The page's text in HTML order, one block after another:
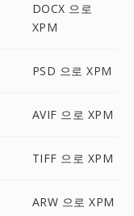
DOCX 으로
XPM
PSD 으로 XPM
AVIF 으로 XPM
TIFF 으로 XPM
ARW 으로 XPM